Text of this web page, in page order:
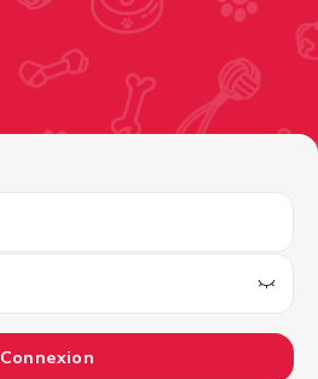
Connexion
profile%2F1fe7ad8c-b076-